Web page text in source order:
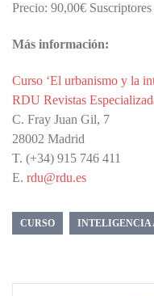
Precio: 90,00€
Más información:
Curso ‘El urbanismo y la
RDU Revistas
C. Fray Juan Gil, 7
28002 Madrid
T. (+34) 915 746 411
E. rdu@rdu.es
CURSO